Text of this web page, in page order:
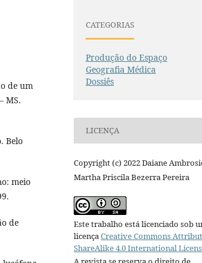
de um
MS.
Belo
meio
de
CATEGORIAS
Produção do Espaço
Geografia Médica
Dossiês
LICENÇA
Copyright (c) 2022 Daiane
Martha Priscila Bezerra Pereira
Este trabalho está licenciado sob
licençaCreative Commons
ShareAlike 4.0 International